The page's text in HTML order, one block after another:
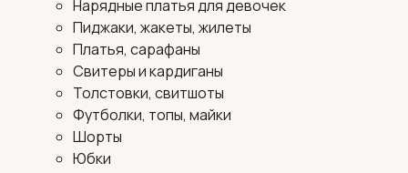
Нарядные платья для девочек
Пиджаки, жакеты, жилеты
Платья, сарафаны
Свитеры и кардиганы
Толстовки, свитшоты
Футболки, топы, майки
Шорты
Юбки